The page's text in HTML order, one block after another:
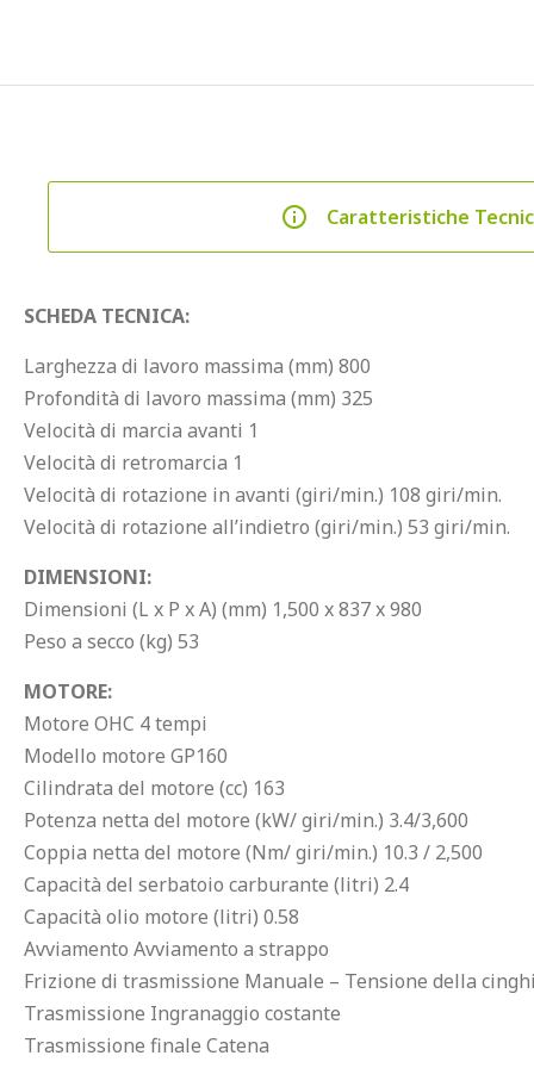
Caratteristiche
SCHEDA TECNICA:
Larghezza di lavoro massima (mm) 800
Profondità di lavoro massima (mm) 325
Velocità di marcia avanti 1
Velocità di retromarcia 1
Velocità di rotazione in avanti (giri/min.) 108 giri/min.
Velocità di rotazione all’indietro (giri/min.) 53 giri/min.
DIMENSIONI:
Dimensioni (L x P x A) (mm) 1,500 x 837 x 980
Peso a secco (kg) 53
MOTORE:
Motore OHC 4 tempi
Modello motore GP160
Cilindrata del motore (cc) 163
Potenza netta del motore (kW/ giri/min.) 3.4/3,600
Coppia netta del motore (Nm/ giri/min.) 10.3 / 2,500
Capacità del serbatoio carburante (litri) 2.4
Capacità olio motore (litri) 0.58
Avviamento Avviamento a strappo
Frizione di trasmissione Manuale – Tensione della
Trasmissione Ingranaggio costante
Trasmissione finale Catena